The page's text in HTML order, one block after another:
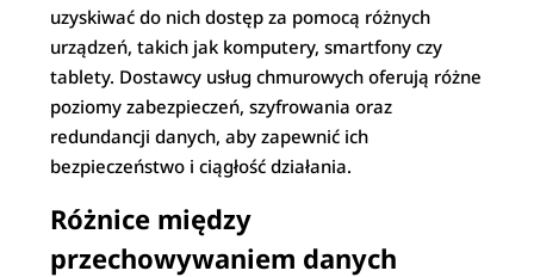
uzyskiwać do nich dostęp za pomocą różnych
urządzeń, takich jak komputery, smartfony czy
tablety. Dostawcy usług chmurowych oferują różne
poziomy zabezpieczeń, szyfrowania oraz
redundancji danych, aby zapewnić ich
bezpieczeństwo i ciągłość działania.
Różnice między
przechowywaniem danych